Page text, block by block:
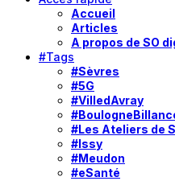
Accueil
Articles
A propos de SO
#Tags
#Sèvres
#5G
#VilledAvray
#Les Ateliers de
#Issy
#Meudon
#eSanté